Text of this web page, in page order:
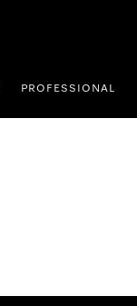
PROFESSIONAL